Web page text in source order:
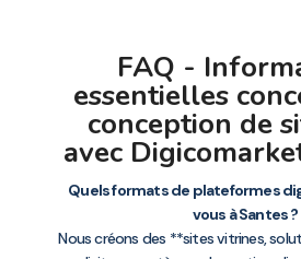
FAQ -
essentielles
conception de
avec
Quels formats de plateformes
vous à Santes ?
Nous créons des **sites vitrines,